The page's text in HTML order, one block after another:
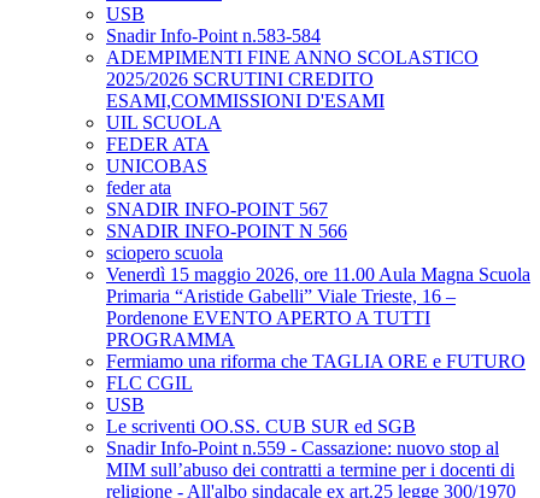
USB
Snadir Info-Point n.583-584
ADEMPIMENTI FINE ANNO SCOLASTICO
2025/2026 SCRUTINI CREDITO
ESAMI,COMMISSIONI D'ESAMI
UIL SCUOLA
FEDER ATA
UNICOBAS
feder ata
SNADIR INFO-POINT 567
SNADIR INFO-POINT N 566
sciopero scuola
Venerdì 15 maggio 2026, ore 11.00 Aula Magna Scuola
Primaria “Aristide Gabelli” Viale Trieste, 16 –
Pordenone EVENTO APERTO A TUTTI
PROGRAMMA
Fermiamo una riforma che TAGLIA ORE e FUTURO
FLC CGIL
USB
Le scriventi OO.SS. CUB SUR ed SGB
Snadir Info-Point n.559 - Cassazione: nuovo stop al
MIM sull’abuso dei contratti a termine per i docenti di
religione - All'albo sindacale ex art.25 legge 300/1970